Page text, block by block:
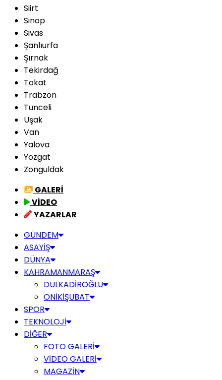
Siirt
Sinop
Sivas
Şanlıurfa
Şırnak
Tekirdağ
Tokat
Trabzon
Tunceli
Uşak
Van
Yalova
Yozgat
Zonguldak
GALERİ
VİDEO
YAZARLAR
GÜNDEM
ASAYİŞ
DÜNYA
KAHRAMANMARAŞ
DULKADİROĞLU
ONİKİŞUBAT
SPOR
TEKNOLOJİ
DİĞER
FOTO GALERİ
VİDEO GALERİ
MAGAZİN